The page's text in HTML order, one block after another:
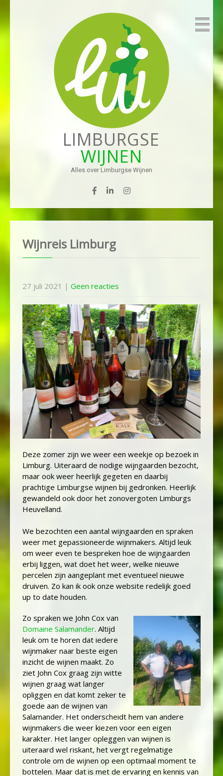
LIMBURGSE
WIJNEN
Alles over Limburgse Wijnen
Wijnreis Limburg
27 juli 2021 | Geen reacties
Deze zomer zijn we weer een weekje op bezoek in
Limburg. Uiteraard de nodige wijngaarden bezocht,
maar ook weer heerlijk gegeten en daarbij
prachtige Limburgse wijnen bij gedronken. Heerlijk
gewandeld ook door het zonovergoten Limburgs
Heuvelland.
We bezochten een aantal wijngaarden en spraken
weer met gepassioneerde wijnmakers. Altijd leuk
om weer even te bespreken hoe de wijngaarden
erbij liggen, wat doet het weer, welke nieuwe
percelen zijn aangeplant met eventueel nieuwe
druiven. Zo kan ik ook onze website redelijk goed
up to date houden.
Zo spraken we John Cox van
Domaine Salamander. Altijd
leuk om te horen dat iedere
wijnmaker naar beste eigen
inzicht de wijnen maakt. Zo
ziet John Cox graag zijn witte
wijnen graag wat langer
opliggen en dat komt zeker te
goede aan de wijnen van
Salamander. Het onderscheidt hem van andere
wijnmakers die weer kiezen voor een eigen
karakter. Het langer opleggen van wijnen is
uiteraard wel riskant, het vergt regelmatige
controle om de wijnen op een optimaal moment te
bottelen. Maar dat is met de ervaring en kennis van